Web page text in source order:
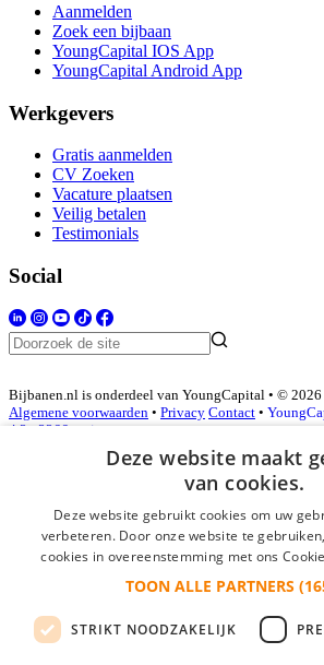
Aanmelden
Zoek een bijbaan
YoungCapital IOS App
YoungCapital Android App
Werkgevers
Gratis aanmelden
CV Zoeken
Vacature plaatsen
Veilig betalen
Testimonials
Social
Bijbanen.nl is onderdeel van YoungCapital • ©
Algemene voorwaarden • Privacy Contact •
4.3 - 3366 reviews
Inloggen als bedrijf
*
login gegevens onthouden
Deze website maakt
van cookies.
Deze website gebruikt cookies om uw
verbeteren. Door onze website te
cookies in overeenstemming met ons
TOON ALLE PARTNERS
STRIKT NOODZAKELIJK